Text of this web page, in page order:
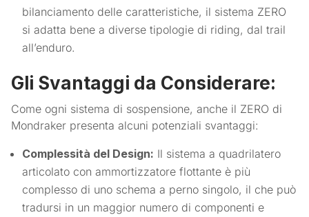
bilanciamento delle caratteristiche, il sistema ZERO
si adatta bene a diverse tipologie di riding, dal trail
all’enduro.
Gli Svantaggi da Considerare:
Come ogni sistema di sospensione, anche il ZERO di
Mondraker presenta alcuni potenziali svantaggi:
Complessità del Design: Il sistema a quadrilatero
articolato con ammortizzatore flottante è più
complesso di uno schema a perno singolo, il che può
tradursi in un maggior numero di componenti e